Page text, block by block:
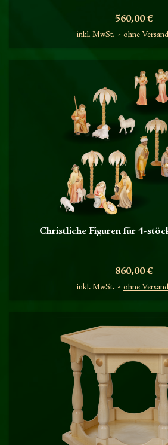
Preis
560,00 €
inkl. MwSt. ohne
Christliche Figuren für 4-
Preis
860,00 €
inkl. MwSt. ohne